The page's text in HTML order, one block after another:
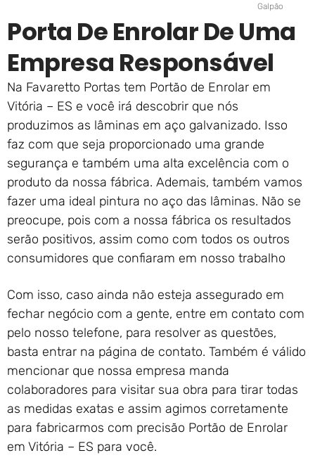
Galpão
Porta De Enrolar De Uma
Empresa Responsável
Na Favaretto Portas tem Portão de Enrolar em
Vitória – ES e você irá descobrir que nós
produzimos as lâminas em aço galvanizado. Isso
faz com que seja proporcionado uma grande
segurança e também uma alta excelência com o
produto da nossa fábrica. Ademais, também vamos
fazer uma ideal pintura no aço das lâminas. Não se
preocupe, pois com a nossa fábrica os resultados
serão positivos, assim como com todos os outros
consumidores que confiaram em nosso trabalho
Com isso, caso ainda não esteja assegurado em
fechar negócio com a gente, entre em contato com
pelo nosso telefone, para resolver as questões,
basta entrar na página de contato. Também é válido
mencionar que nossa empresa manda
colaboradores para visitar sua obra para tirar todas
as medidas exatas e assim agimos corretamente
para fabricarmos com precisão Portão de Enrolar
em Vitória – ES para você.